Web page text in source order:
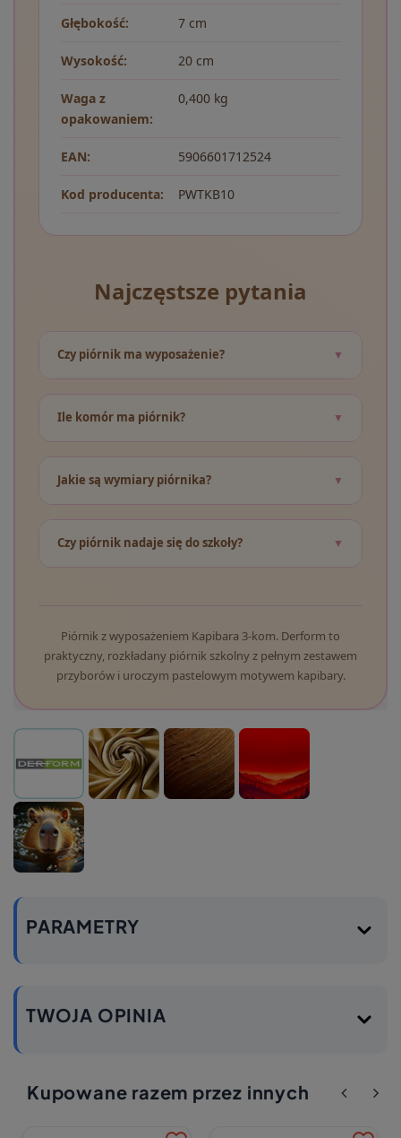
Głębokość: 7 cm
Wysokość: 20 cm
Waga z
opakowaniem:
0,400 kg
EAN: 5906601712524
Kod producenta: PWTKB10
Najczęstsze pytania
Czy piórnik ma wyposażenie?
Ile komór ma piórnik?
Jakie są wymiary piórnika?
Czy piórnik nadaje się do szkoły?
Piórnik z wyposażeniem Kapibara 3-kom. Derform to
praktyczny, rozkładany piórnik szkolny z pełnym zestawem
przyborów i uroczym pastelowym motywem kapibary.
PARAMETRY
TWOJA OPINIA
Kupowane razem przez innych